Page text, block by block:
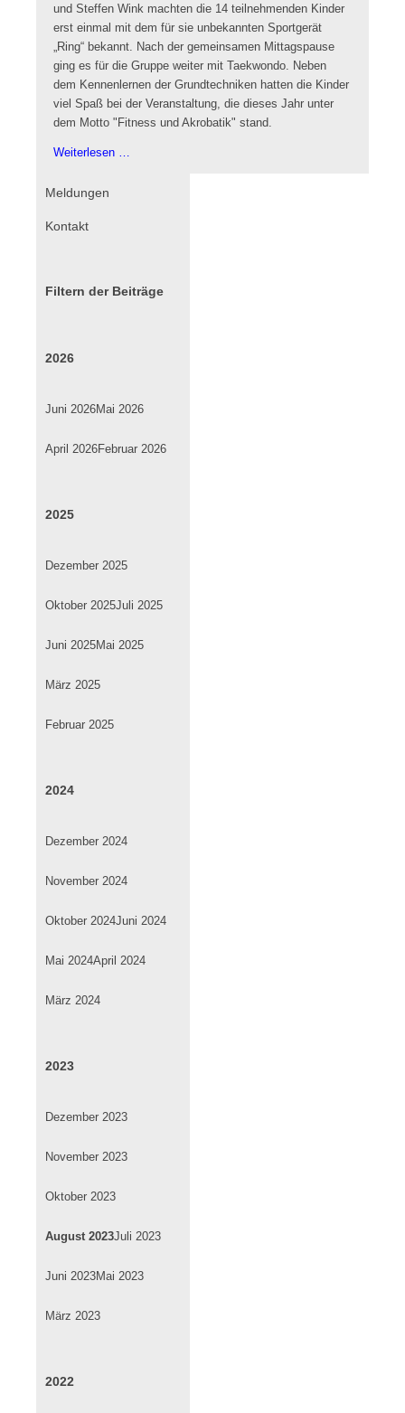
und Steffen Wink machten die 14 teilnehmenden Kinder
erst einmal mit dem für sie unbekannten Sportgerät
„Ring“ bekannt. Nach der gemeinsamen Mittagspause
ging es für die Gruppe weiter mit Taekwondo. Neben
dem Kennenlernen der Grundtechniken hatten die Kinder
viel Spaß bei der Veranstaltung, die dieses Jahr unter
dem Motto "Fitness und Akrobatik" stand.
Weiterlesen …
ist
Navigation
Meldungen
Kontakt
Filtern der Beiträge
2026
Juni 2026Mai 2026
April 2026Februar 2026
2025
Dezember 2025
Oktober 2025Juli 2025
Juni 2025Mai 2025
März 2025
Februar 2025
2024
Dezember 2024
November 2024
Oktober 2024Juni 2024
Mai 2024April 2024
März 2024
2023
Dezember 2023
November 2023
Oktober 2023
August 2023Juli 2023
Juni 2023Mai 2023
März 2023
2022